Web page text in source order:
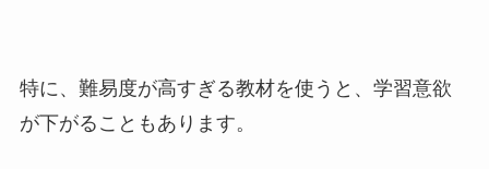
特に、難易度が高すぎる教材を使うと、学習意欲
が下がることもあります。